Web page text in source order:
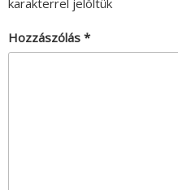
Hozzászólás *